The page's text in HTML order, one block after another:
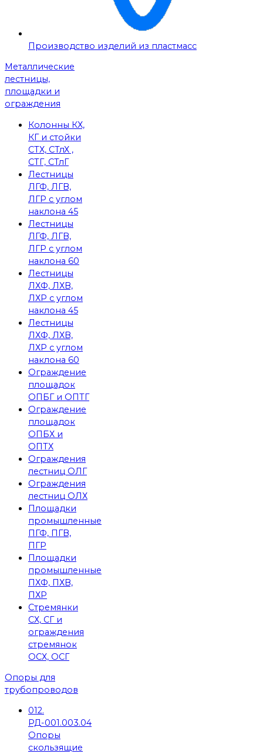
Производство изделий из пластмасс
Металлические
лестницы,
площадки и
ограждения
Колонны КХ,
КГ и стойки
СТХ, СТлХ ,
СТГ, СТлГ
Лестницы
ЛГФ, ЛГВ,
ЛГР с углом
наклона 45
Лестницы
ЛГФ, ЛГВ,
ЛГР с углом
наклона 60
Лестницы
ЛХФ, ЛХВ,
ЛХР с углом
наклона 45
Лестницы
ЛХФ, ЛХВ,
ЛХР с углом
наклона 60
Ограждение
площадок
ОПБГ и ОПТГ
Ограждение
площадок
ОПБХ и
ОПТХ
Ограждения
лестниц ОЛГ
Ограждения
лестниц ОЛХ
Площадки
промышленные
ПГФ, ПГВ,
ПГР
Площадки
промышленные
ПХФ, ПХВ,
ПХР
Стремянки
СХ, СГ и
ограждения
стремянок
ОСХ, ОСГ
Опоры для
трубопроводов
012.
РД-001.003.04
Опоры
скользящие